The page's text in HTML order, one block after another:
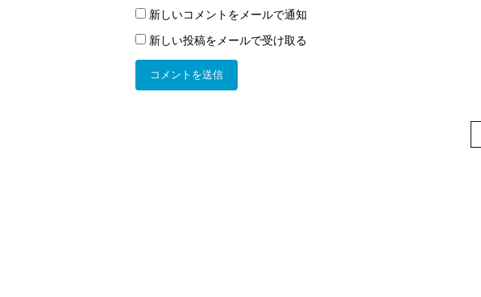
新しいコメントをメールで通知
新しい投稿をメールで受け取る